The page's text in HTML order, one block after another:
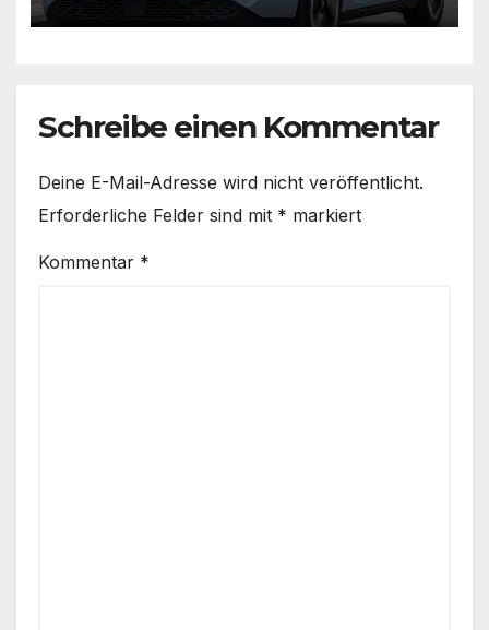
Schreibe einen Kommentar
Deine E-Mail-Adresse wird nicht veröffentlicht.
Erforderliche Felder sind mit * markiert
Kommentar *